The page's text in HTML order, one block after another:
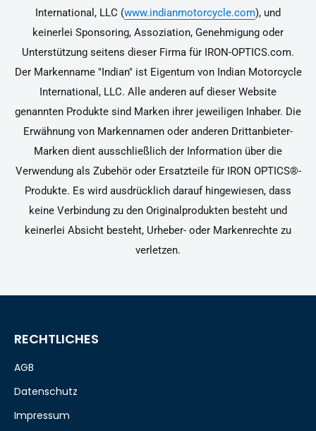
International, LLC (www.indianmotorcycle.com), und
keinerlei Sponsoring, Assoziation, Genehmigung oder
Unterstützung seitens dieser Firma für IRON-OPTICS.com.
Der Markenname "Indian" ist Eigentum von Indian Motorcycle
International, LLC. Alle anderen auf dieser Website
genannten Produkte sind Marken ihrer jeweiligen Inhaber. Die
Erwähnung von Markennamen oder anderen Drittanbieter-
Marken dient ausschließlich der Information über die
Verwendung als Zubehör oder Ersatzteile für IRON OPTICS®-
Produkte. Es wird ausdrücklich darauf hingewiesen, dass
keine Verbindung zu den Originalprodukten besteht und
keinerlei Absicht besteht, Urheber- oder Markenrechte zu
verletzen.
RECHTLICHES
AGB
Datenschutz
Impressum